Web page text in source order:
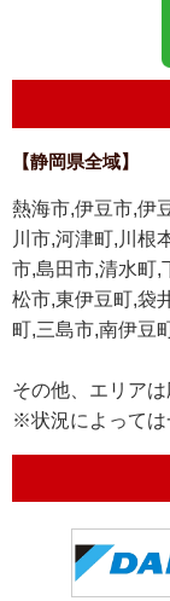
【静岡県全域】
熱海市,伊豆市,伊
川市,河津町,川根
市,島田市,清水町,
松市,東伊豆町,袋
町,三島市,南伊豆
その他、エリアは
※状況によっては